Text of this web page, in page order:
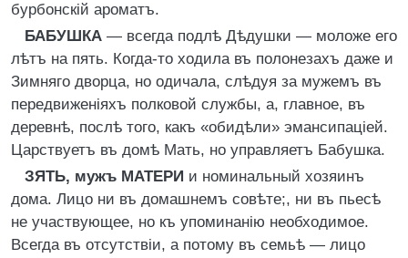
бурбонскій ароматъ.
БАБУШКА — всегда подлѣ Дѣдушки — моложе его
лѣтъ на пять. Когда-то ходила въ полонезахъ даже и
Зимняго дворца, но одичала, слѣдуя за мужемъ въ
передвиженіяхъ полковой службы, а, главное, въ
деревнѣ, послѣ того, какъ «обидѣли» эмансипаціей.
Царствуетъ въ домѣ Мать, но управляетъ Бабушка.
ЗЯТЬ, мужъ МАТЕРИ и номинальный хозяинъ
дома. Лицо ни въ домашнемъ совѣте;, ни въ пьесѣ
не участвующее, но къ упоминанію необходимое.
Всегда въ отсутствіи, а потому въ семьѣ — лицо